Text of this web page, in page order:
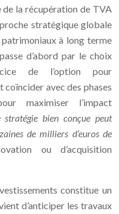
de la récupération de TVA
stratégique globale
à long terme
d’abord par le choix
de l’option pour
coïncider avec des phases
maximiser l’impact
stratégie bien conçue peut
de milliers d’euros de
ou d’acquisition
constitue un
d’anticiper les travaux